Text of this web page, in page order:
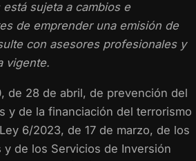
sujeta a cambios e
de emprender una emisión de
con asesores profesionales y
vigente.
de 28 de abril, de prevención del
y de la financiación del terrorismo
6/2023, de 17 de marzo, de los
y de los Servicios de Inversión